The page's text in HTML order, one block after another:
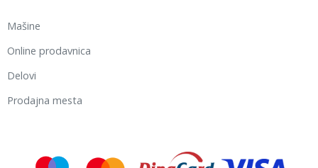
Mašine
Online prodavnica
Delovi
Prodajna mesta